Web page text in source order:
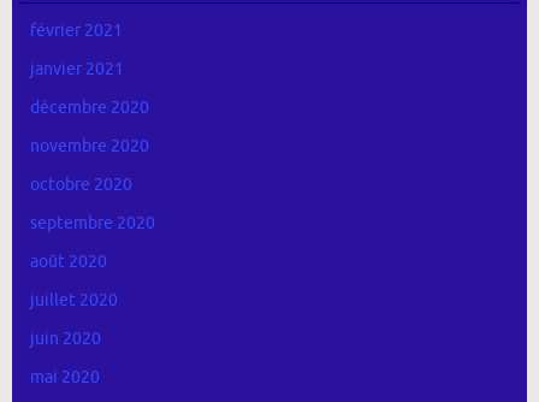
février 2021
janvier 2021
décembre 2020
novembre 2020
octobre 2020
septembre 2020
août 2020
juillet 2020
juin 2020
mai 2020